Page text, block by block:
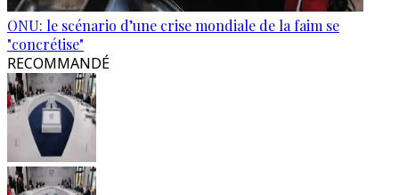
ONU: le scénario d’une crise mondiale de la faim se
"concrétise"
RECOMMANDÉ